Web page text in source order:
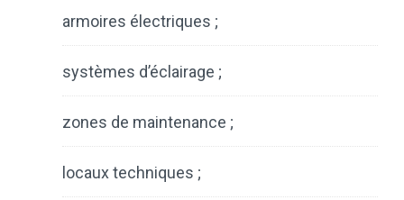
armoires électriques ;
systèmes d’éclairage ;
zones de maintenance ;
locaux techniques ;